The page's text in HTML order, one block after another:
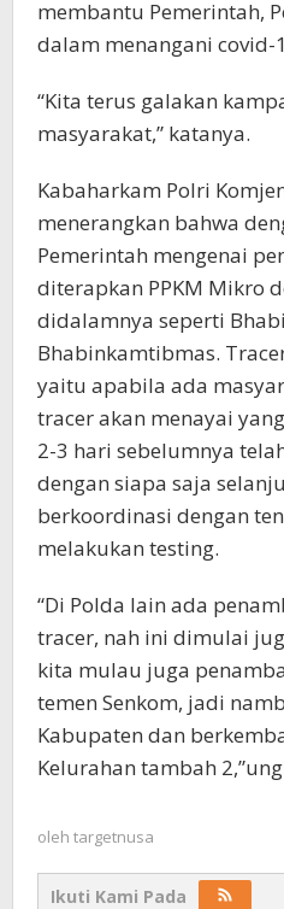
membantu Pemerintah,
dalam menangani covid-
“Kita terus galakan
masyarakat,” katanya.
Kabaharkam Polri
menerangkan bahwa
Pemerintah mengenai
diterapkan PPKM Mikro
didalamnya seperti
Bhabinkamtibmas.
yaitu apabila ada
tracer akan menayai
2-3 hari sebelumnya
dengan siapa saja
berkoordinasi dengan
melakukan testing.
“Di Polda lain ada
tracer, nah ini dimulai
kita mulau juga
temen Senkom, jadi
Kabupaten dan
Kelurahan tambah
oleh targetnusa
Ikuti Kami Pada